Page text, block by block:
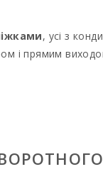
, усі з
і прямим
лише за